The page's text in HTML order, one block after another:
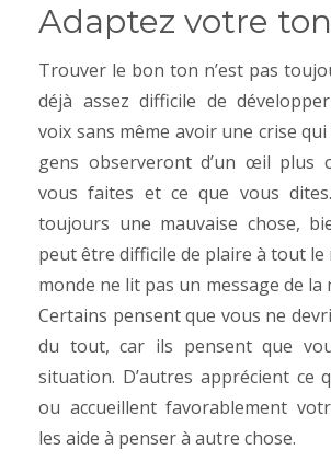
Adaptez votre ton
Trouver le bon ton n’est pas
déjà assez difficile de
voix sans même avoir une crise qui
gens observeront d’un œil plus
vous faites et ce que vous
toujours une mauvaise chose,
peut être difficile de plaire à tout le
monde ne lit pas un message de la
Certains pensent que vous ne
du tout, car ils pensent que
situation. D’autres apprécient ce
ou accueillent favorablement
les aide à penser à autre chose.